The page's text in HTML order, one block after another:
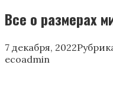
Все о размерах
7 декабря, 2022
ecoadmin